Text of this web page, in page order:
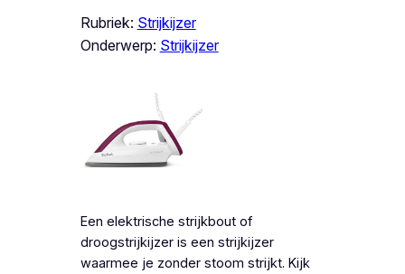
Rubriek: Strijkijzer
Onderwerp: Strijkijzer
Een elektrische strijkbout of
droogstrijkijzer is een strijkijzer
waarmee je zonder stoom strijkt. Kijk